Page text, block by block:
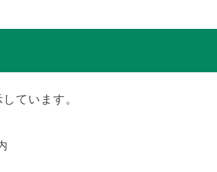
ています。